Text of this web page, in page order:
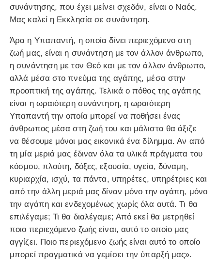
συνάντησης, που έχει μείνει σχεδόν, είναι ο Ναός.
Μας καλεί η Εκκλησία σε συνάντηση.
Άρα η Υπαπαντή, η οποία δίνει περιεχόμενο στη
ζωή μας, είναι η συνάντηση με τον άλλον άνθρωπο,
η συνάντηση με τον Θεό και με τον άλλον άνθρωπο,
αλλά μέσα στο πνεύμα της αγάπης, μέσα στην
προοπτική της αγάπης. Τελικά ο πόθος της αγάπης
είναι η ωραιότερη συνάντηση, η ωραιότερη
Υπαπαντή την οποία μπορεί να ποθήσει ένας
άνθρωπος μέσα στη ζωή του και μάλιστα θα άξιζε
να θέσουμε μόνοι μας εικονικά ένα δίλημμα. Αν από
τη μία μεριά μας έδιναν όλα τα υλικά πράγματα του
κόσμου, πλούτη, δόξες, εξουσία, υγεία, δύναμη,
κυριαρχία, ισχύ, τα πάντα, υπηρέτες, υπηρέτριες και
από την άλλη μεριά μας δίναν μόνο την αγάπη, μόνο
την αγάπη και ενδεχομένως χωρίς όλα αυτά. Τι θα
επιλέγαμε; Τι θα διαλέγαμε; Από εκεί θα μετρηθεί
ποιο περιεχόμενο ζωής είναι, αυτό το οποίο μας
αγγίζει. Ποιο περιεχόμενο ζωής είναι αυτό το οποίο
μπορεί πραγματικά να γεμίσει την ύπαρξή μας».